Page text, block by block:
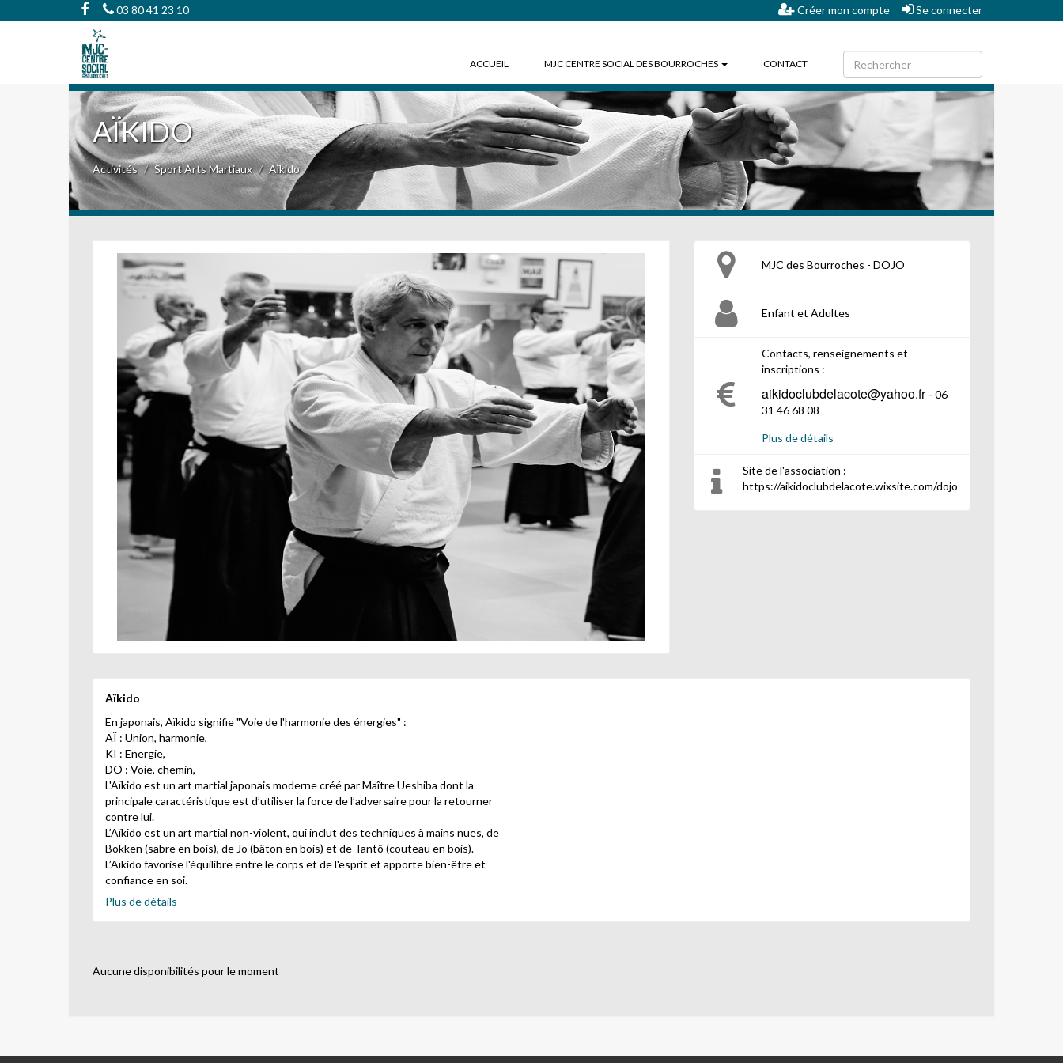
03 80 41 23 10 Créer mon compte Se connecter
ACCUEIL MJC CENTRE SOCIAL DES BOURROCHES CONTACT
AÏKIDO
Activités Sport Arts Martiaux Aïkido
MJC des Bourroches - DOJO
Enfant et Adultes
Contacts, renseignements et
inscriptions :
aikidoclubdelacote@yahoo.fr -06
31 46 68 08
Tarif : 155€
Plus de détails
Site de l'association :
https://aikidoclubdelacote.wixsite.com/dojo
Aïkido
En japonais, Aïkido signifie "Voie de l'harmonie des énergies" :
AÏ : Union, harmonie,
KI : Energie,
DO : Voie, chemin,
L'Aïkido est un art martial japonais moderne créé par Maître Ueshiba dont la
principale caractéristique est d’utiliser la force de l’adversaire pour la retourner
contre lui.
L’Aïkido est un art martial non-violent, qui inclut des techniques à mains nues, de
Bokken (sabre en bois), de Jo (bâton en bois) et de Tantô (couteau en bois).
L’Aïkido favorise l'équilibre entre le corps et de l'esprit et apporte bien-être et
confiance en soi.
En Aïkido, il n’y a pas de compétition.
Plus de détails
Aucune disponibilités pour le moment